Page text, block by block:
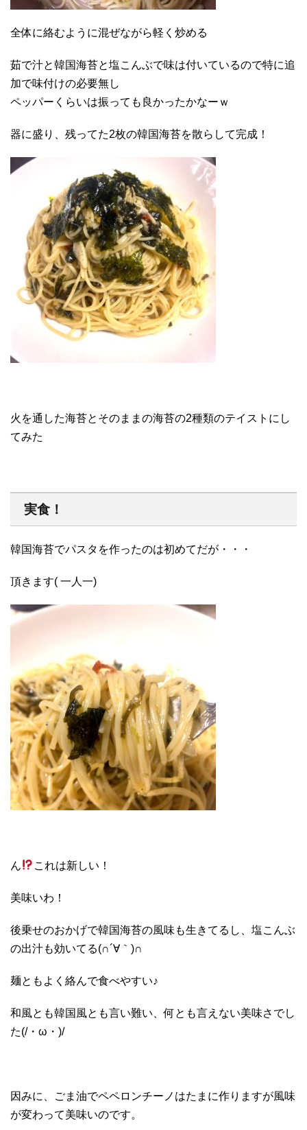
全体に絡むように混ぜながら軽く炒める
茹で汁と韓国海苔と塩こんぶで味は付いているので特に追
加で味付けの必要無し
ペッパーくらいは振っても良かったかなーｗ
器に盛り、残ってた2枚の韓国海苔を散らして完成！
火を通した海苔とそのままの海苔の2種類のテイストにし
てみた
実食！
韓国海苔でパスタを作ったのは初めてだが・・・
頂きます( 一人一)
ん これは新しい！
美味いわ！
後乗せのおかげで韓国海苔の風味も生きてるし、塩こんぶ
の出汁も効いてる(∩´∀｀)∩
麺ともよく絡んで食べやすい♪
和風とも韓国風とも言い難い、何とも言えない美味さでし
た(/・ω・)/
因みに、ごま油でペペロンチーノはたまに作りますが風味
が変わって美味いのです。